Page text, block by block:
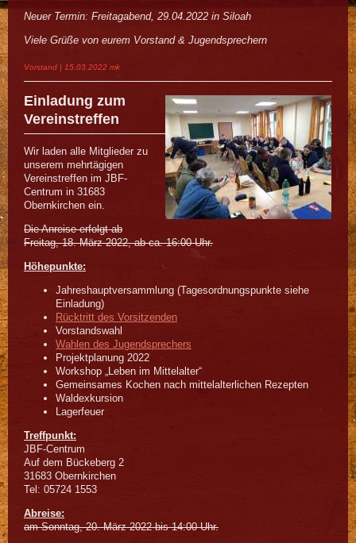
Neuer Termin: Freitagabend, 29.04.2022 in Siloah
Viele Grüße von eurem Vorstand & Jugendsprechern
Vorstand | 15.03.2022 mk
Einladung zum
Vereinstreffen
Wir laden alle Mitglieder zu
unserem mehrtägigen
Vereinstreffen im JBF-
Centrum in 31683
Obernkirchen ein.
Die Anreise erfolgt ab
Freitag, 18. März 2022, ab ca. 16:00 Uhr.
Höhepunkte:
Jahreshauptversammlung (Tagesordnungspunkte siehe
Einladung)
Rücktritt des Vorsitzenden
Vorstandswahl
Wahlen des Jugendsprechers
Projektplanung 2022
Workshop „Leben im Mittelalter“
Gemeinsames Kochen nach mittelalterlichen Rezepten
Waldexkursion
Lagerfeuer
Treffpunkt:
JBF-Centrum
Auf dem Bückeberg 2
31683 Obernkirchen
Tel: 05724 1553
Abreise:
am Sonntag, 20. März 2022 bis 14:00 Uhr.